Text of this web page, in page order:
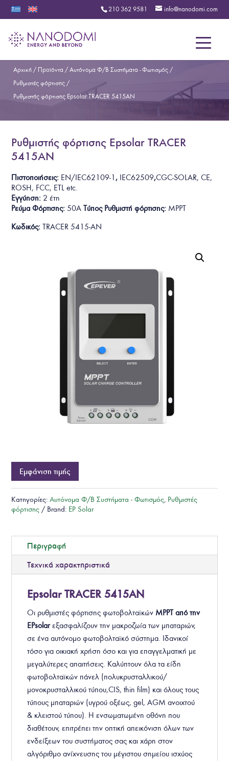
210 362 9581 info@nanodomi.com
Αρχική / Προϊόντα / Αυτόνομα Φ/Β Συστήματα - Φωτισμός /
Ρυθμιστές φόρτισης /
Ρυθμιστής φόρτισης Epsolar TRACER 5415AN
Ρυθμιστής φόρτισης Epsolar TRACER
5415AN
Πιστοποιήσεις: EN/IEC62109-1 , IEC62509,CGC-SOLAR, CE,
ROSH, FCC, ETLetc.
Εγγύηση: 2 έτη
Ρεύμα Φόρτισης: 50AΤύπος Ρυθμιστή φόρτισης: MPPT
Κωδικός: TRACER 5415-AN
Εμφάνιση τιμής
Κατηγορίες:Αυτόνομα Φ/Β Συστήματα - Φωτισμός, Ρυθμιστές
φόρτισης
Brand: EP Solar
Περιγραφή
Τεχνικά χαρακτηριστικά
Epsolar TRACER 5415AN
Οι ρυθμιστές φόρτισης φωτοβολταϊκών MPPT από την
EPsolarεξασφαλίζουν την μακροζωία των μπαταριών,
σε ένα αυτόνομο φωτοβολταϊκό σύστημα. Ιδανικοί
τόσο για οικιακή χρήση όσο και για επαγγελματική με
μεγαλύτερες απαιτήσεις. Καλύπτουν όλα τα είδη
φωτοβολταϊκών πάνελ (πολυκρυσταλλικού/
μονοκρυσταλλικού τύπου,CIS, thin film) και όλους τους
τύπους μπαταριών (υγρού οξέως, gel, AGM ανοιχτού
& κλειστού τύπου). Η ενσωματωμένη οθόνη που
διαθέτουν, επιτρέπει την οπτική απεικόνιση όλων των
ενδείξεων του συστήματος σας και χάρη στον
αλγόριθμο ανίχνευσης του μέγιστου σημείου ισχύος